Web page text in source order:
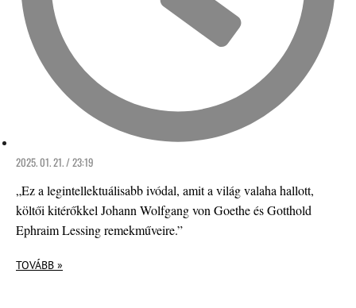
2025. 01. 21. / 23:19
„Ez a legintellektuálisabb ivódal, amit a világ valaha hallott,
költői kitérőkkel Johann Wolfgang von Goethe és Gotthold
Ephraim Lessing remekműveire.”
TOVÁBB »